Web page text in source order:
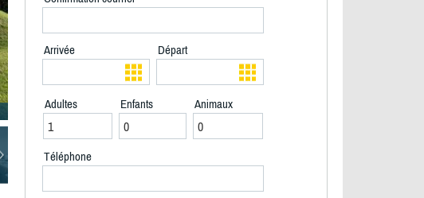
Arrivée Départ
Adultes Enfants Animaux
Téléphone